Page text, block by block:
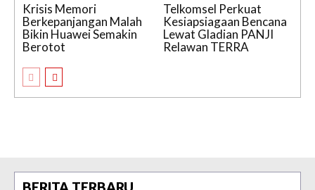
Krisis Memori
Berkepanjangan Malah
Bikin Huawei Semakin
Berotot
Telkomsel Perkuat
Kesiapsiagaan Bencana
Lewat Gladian PANJI
Relawan TERRA
BERITA TERBARU